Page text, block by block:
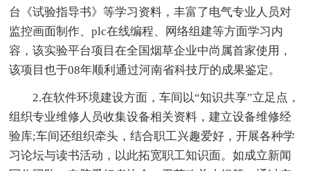
台《试验指导书》等学习资料，丰富了电气专业人员对
监控画面制作、plc在线编程、网络组建等方面学习内
容，该实验平台项目在全国烟草企业中尚属首家使用，
该项目也于08年顺利通过河南省科技厅的成果鉴定。
2.在软件环境建设方面，车间以“知识共享”立足点，
组织专业维修人员收集设备相关资料，建立设备维修经
验库;车间还组织牵头，结合职工兴趣爱好，开展各种学
习论坛与读书活动，以此拓宽职工知识面。如成立新闻